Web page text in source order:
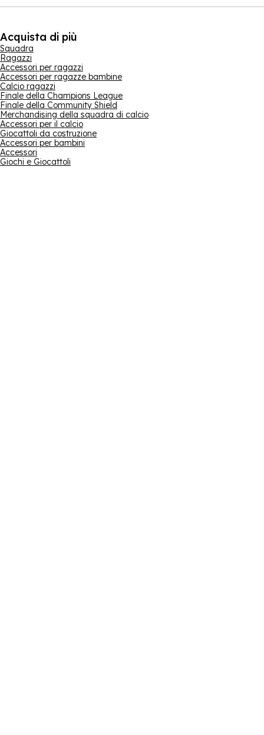
Acquista di più
Squadra
Ragazzi
Accessori per ragazzi
Accessori per ragazze bambine
Calcio ragazzi
Finale della Champions League
Finale della Community Shield
Merchandising della squadra di calcio
Accessori per il calcio
Giocattoli da costruzione
Accessori per bambini
Accessori
Giochi e Giocattoli